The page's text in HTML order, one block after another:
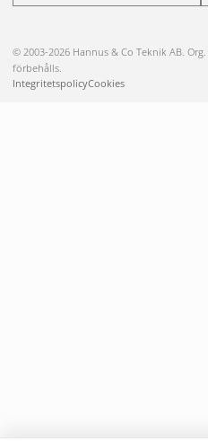
© 2003-2026 Hannus & Co Teknik AB.
förbehålls.
IntegritetspolicyCookies